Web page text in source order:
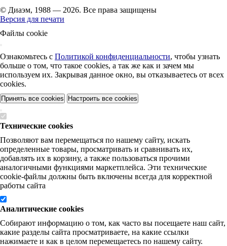
© Диаэм, 1988 — 2026. Все права защищены
Версия для печати
Файлы cookie
Ознакомьтесь с Политикой конфиденциальности, чтобы узнать
больше о том, что такое cookies, а так же как и зачем мы
используем их. Закрывая данное окно, вы отказываетесь от всех
cookies.
Принять все cookies Настроить все cookies
Технические cookies
Позволяют вам перемещаться по нашему сайту, искать
определенные товары, просматривать и сравнивать их,
добавлять их в корзину, а также пользоваться прочими
аналогичными функциями маркетплейса. Эти технические
cookie-файлы должны быть включены всегда для корректной
работы сайта
Аналитические cookies
Собирают информацию о том, как часто вы посещаете наш сайт,
какие разделы сайта просматриваете, на какие ссылки
нажимаете и как в целом перемещаетесь по нашему сайту.